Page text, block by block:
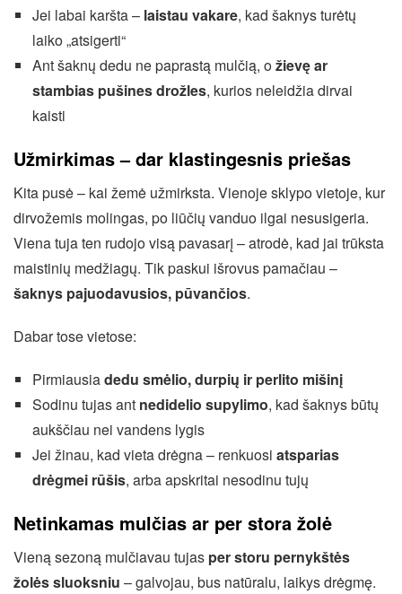
Jei labai karšta – laistau vakare, kad šaknys turėtų
laiko „atsigerti“
Ant šaknų dedu ne paprastą mulčią, ožievę ar
stambias pušines drožles, kurios neleidžia dirvai
kaisti
Užmirkimas – dar klastingesnis priešas
Kita pusė – kai žemė užmirksta. Vienoje sklypo vietoje, kur
dirvožemis molingas, po liūčių vanduo ilgai nesusigeria.
Viena tuja ten rudojo visą pavasarį – atrodė, kad jai trūksta
maistinių medžiagų. Tik paskui išrovus pamačiau –
šaknys pajuodavusios, pūvančios.
Dabar tose vietose:
Pirmiausiadedu smėlio, durpių ir perlito mišinį
Sodinu tujas ant nedidelio supylimo, kad šaknys būtų
aukščiau nei vandens lygis
Jei žinau, kad vieta drėgna – renkuosi atsparias
drėgmei rūšis, arba apskritai nesodinu tujų
Netinkamas mulčias ar per stora žolė
Vieną sezoną mulčiavau tujas per storu pernykštės
žolės sluoksniu – galvojau, bus natūralu, laikys drėgmę.